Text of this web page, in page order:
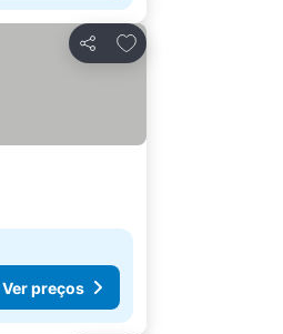
Partilhar
Adicionar aos
Ver preços